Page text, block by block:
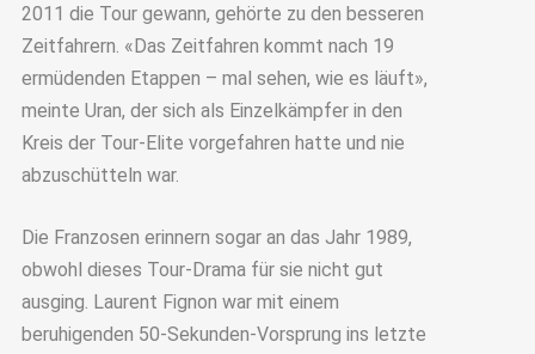
2011 die Tour gewann, gehörte zu den besseren
Zeitfahrern. «Das Zeitfahren kommt nach 19
ermüdenden Etappen – mal sehen, wie es läuft»,
meinte Uran, der sich als Einzelkämpfer in den
Kreis der Tour-Elite vorgefahren hatte und nie
abzuschütteln war.
Die Franzosen erinnern sogar an das Jahr 1989,
obwohl dieses Tour-Drama für sie nicht gut
ausging. Laurent Fignon war mit einem
beruhigenden 50-Sekunden-Vorsprung ins letzte